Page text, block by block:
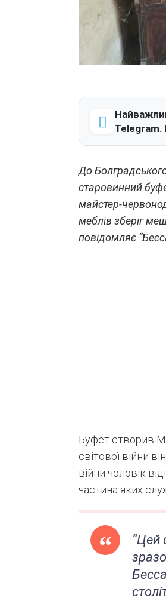
Telegram.
До
старовинний
майстер-
меблів зберіг
повідомляє
Буфет створив
світової війни
війни чоловік
частина яких
“Цей